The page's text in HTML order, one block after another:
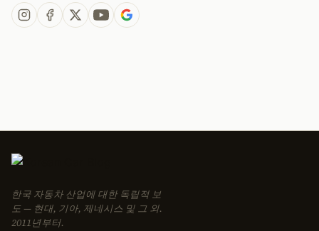
한국 자동차 산업에 대한 독립적 보
도 — 현대, 기아, 제네시스 및 그 외.
2011년부터.